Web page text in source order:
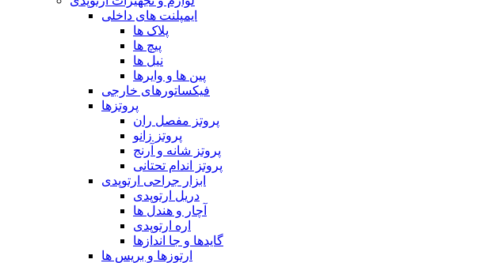
ایمپلنت های داخلی
پلاک ها
پیچ ها
نیل ها
پین ها و وایرها
فیکساتورهای خارجی
پروتزها
پروتز مفصل ران
پروتز زانو
پروتز شانه و آرنج
پروتز اندام تحتانی
ابزار جراحی ارتوپدی
دریل ارتوپدی
آچار و هندل ها
اره ارتوپدی
گایدها و جا اندازها
ارتوزها و بریس ها